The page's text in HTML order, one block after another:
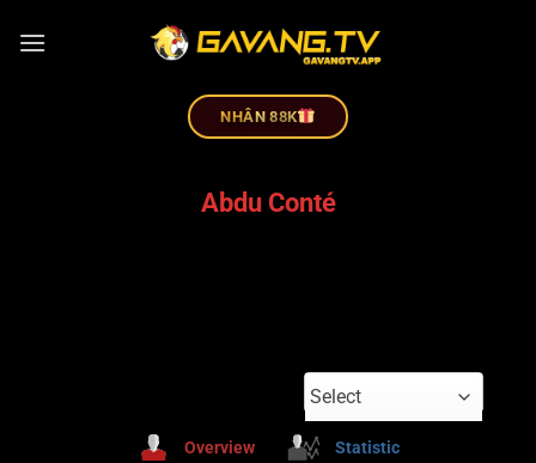
NHÂN 88K
Abdu Conté
Select
Overview Statistic